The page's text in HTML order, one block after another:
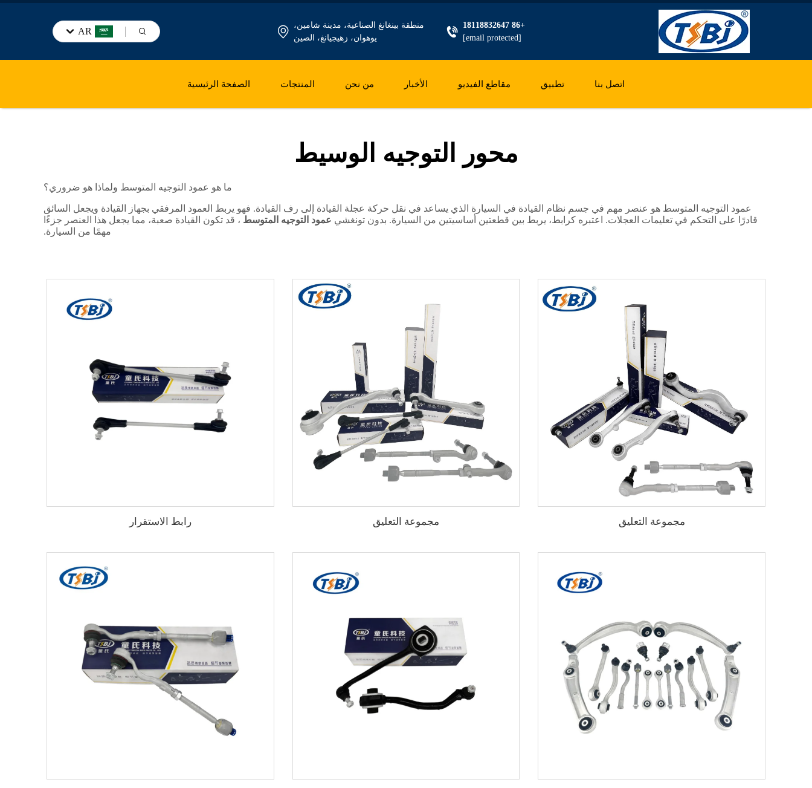
+86 18118832647
[email protected]
منطقة بينغانغ الصناعية، مدينة شامين،
يوهوان، زهيجيانغ، الصين
AR
الصفحة الرئيسية المنتجات من نحن الأخبار مقاطع الفيديو تطبيق اتصل بنا
محور التوجيه الوسيط
ما هو عمود التوجيه المتوسط ولماذا هو ضروري؟
عمود التوجيه المتوسط هو عنصر مهم في جسم نظام القيادة في السيارة الذي يساعد في نقل حركة عجلة القيادة إلى رف القيادة. فهو يربط العمود المرفقي بجهاز القيادة ويجعل السائق
قادرًا على التحكم في تعليمات العجلات. اعتبره كرابط، يربط بين قطعتين أساسيتين من السيارة. بدون تونغشي عمود التوجيه المتوسط ، قد تكون القيادة صعبة، مما يجعل هذا العنصر جزءًا
مهمًا من السيارة.
مجموعة التعليق مجموعة التعليق رابط الاستقرار